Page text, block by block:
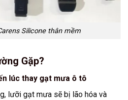
Silicone thân mềm
Gặp?
lúc thay gạt mưa ô tô
lưỡi gạt mưa sẽ bị lão hóa và